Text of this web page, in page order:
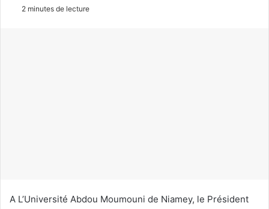
2 minutes de lecture
A L’Université Abdou Moumouni de Niamey, le Président